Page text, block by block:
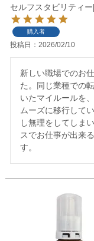
セルフスタビリティ
購入者
投稿日 2026/02/10
新しい職場でのお
た。同じ業種での
いたマイルールを
ムーズに移行して
し無理をしてしま
スでお仕事が出来
す。